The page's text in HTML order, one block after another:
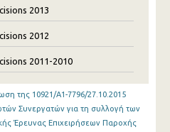
2013
2012
2011-2010
της 10921/Α1-7796/27.10.2015
Συνεργατών για τη συλλογή των
Έρευνας Επιχειρήσεων Παροχής